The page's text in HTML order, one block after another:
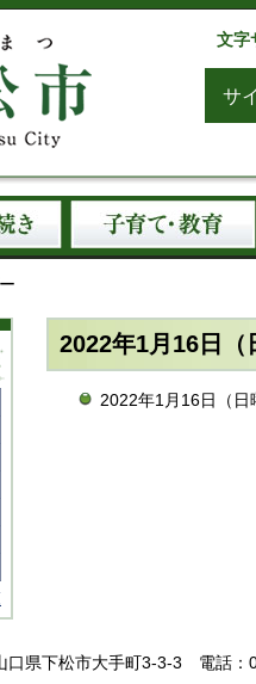
文字
サ
2022年1月16日（
2022年1月16日（日
口県下松市大手町3-3-3 電話：